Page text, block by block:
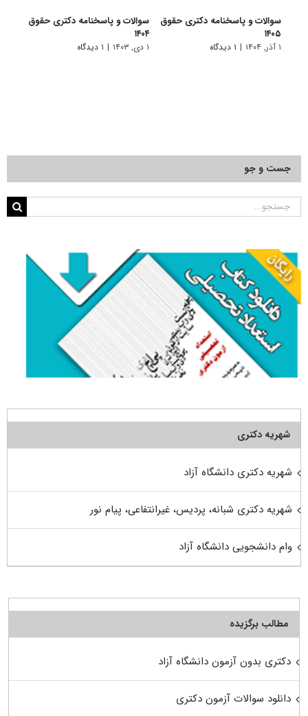
سوالات و پاسخنامه دکتری حقوق
۱۴۰۵
۱ آذر, ۱۴۰۴ | ۱ دیدگاه
سوالات و پاسخنامه دکتری حقوق
۱۴۰۴
۱ دی, ۱۴۰۳ | ۱ دیدگاه
جست و جو
جستجو
شهریه دکتری
شهریه دکتری دانشگاه آزاد
شهریه دکتری شبانه، پردیس، غیرانتفاعی، پیام نور
وام دانشجویی دانشگاه آزاد
مطالب برگزیده
دکتری بدون آزمون دانشگاه آزاد
دانلود سوالات آزمون دکتری